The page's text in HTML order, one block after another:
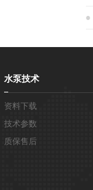
水泵技术
资料下载
技术参数
质保售后